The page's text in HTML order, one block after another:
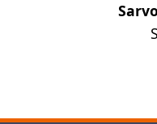
Next